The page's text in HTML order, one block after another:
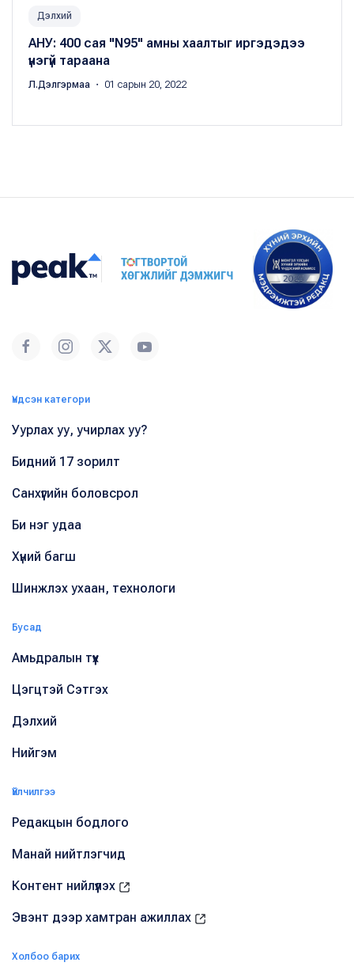
Дэлхий
АНУ: 400 сая "N95" амны хаалтыг иргэдэдээ
үнэгүй тараана
Л.Дэлгэрмаа ・ 01 сарын 20, 2022
Үндсэн категори
Уурлах уу, учирлах уу?
Бидний 17 зорилт
Санхүүгийн боловсрол
Би нэг удаа
Хүний багш
Шинжлэх ухаан, технологи
Бусад
Амьдралын түүх
Цэгцтэй Сэтгэх
Дэлхий
Нийгэм
Үйлчилгээ
Редакцын бодлого
Манай нийтлэгчид
Контент нийлүүлэх
Эвэнт дээр хамтран ажиллах
Холбоо барих